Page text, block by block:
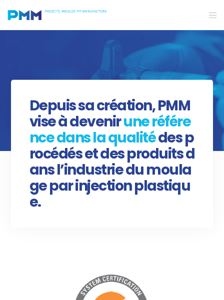
Depuis sa création, PMM
vise à devenirune référe
nce dans la qualitédes p
rocédés et des produits d
ans l’industrie du moula
ge par injection plastiqu
e.